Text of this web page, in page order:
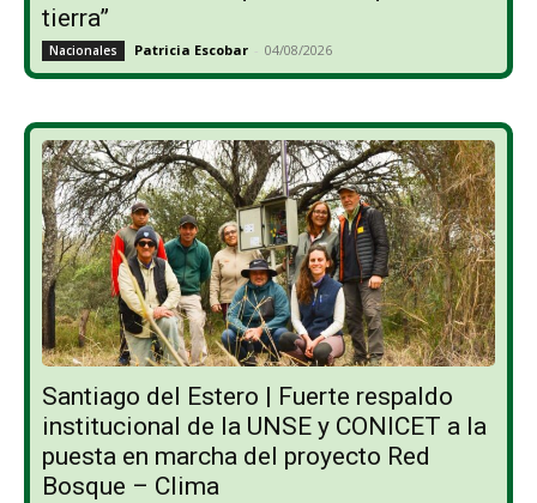
tierra”
Nacionales Patricia Escobar - 04/08/2026
Santiago del Estero | Fuerte respaldo
institucional de la UNSE y CONICET a la
puesta en marcha del proyecto Red
Bosque – Clima